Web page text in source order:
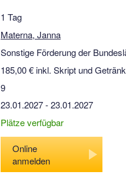
1 Tag
Materna, Janna
Sonstige Förderung der
185,00 € inkl. Skript und
9
23.01.2027 - 23.01.2027
Plätze verfügbar
Online
anmelden